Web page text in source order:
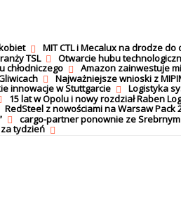
MIT CTL i Mecalux na drodze
TSL
Otwarcie hubu
Amazon zainwestuje
Najważniejsze wnioski z
innowacje w Stuttgarcie Logistyka
15 lat w Opolu i nowy rozdział Raben
RedSteel z nowościami na Warsaw Pack
cargo-partner ponownie ze
tydzień